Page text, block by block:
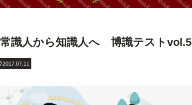
常識人から知識人へ 博識テストvol.5
2017.07.11